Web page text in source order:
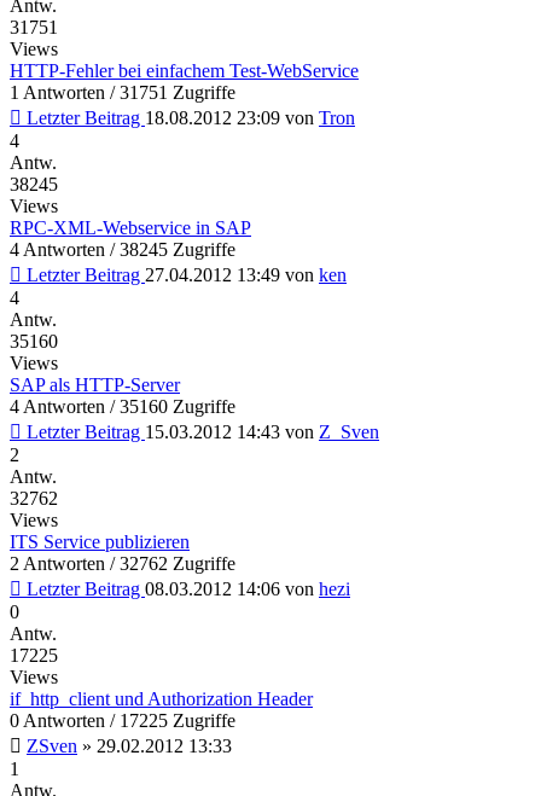
Antw.
31751
Views
HTTP-Fehler bei einfachem Test-WebService
1 Antworten / 31751 Zugriffe
Letzter Beitrag 18.08.2012 23:09 von Tron
4
Antw.
38245
Views
RPC-XML-Webservice in SAP
4 Antworten / 38245 Zugriffe
Letzter Beitrag 27.04.2012 13:49 von ken
4
Antw.
35160
Views
SAP als HTTP-Server
4 Antworten / 35160 Zugriffe
Letzter Beitrag 15.03.2012 14:43 von Z_Sven
2
Antw.
32762
Views
ITS Service publizieren
2 Antworten / 32762 Zugriffe
Letzter Beitrag 08.03.2012 14:06 von hezi
0
Antw.
17225
Views
if_http_client und Authorization Header
0 Antworten / 17225 Zugriffe
ZSven » 29.02.2012 13:33
1
Antw.